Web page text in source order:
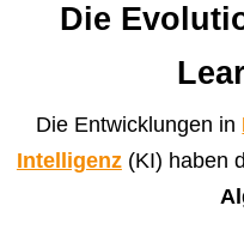
Die
Die Entwicklungen in
Intelligenz(KI) haben